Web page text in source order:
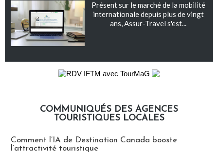
Présent sur le marché de la mobilité
internationale depuis plus de vingt
ans, Assur-Travel s'est...
COMMUNIQUÉS DES AGENCES
TOURISTIQUES LOCALES
Comment l’IA de Destination Canada booste
l’attractivité touristique